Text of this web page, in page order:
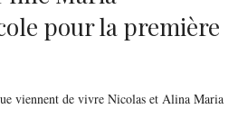
pour la première
viennent de vivre Nicolas et Alina Maria